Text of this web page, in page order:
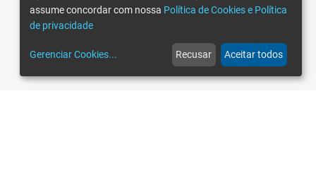
assume concordar com nossa Política de Cookies e Política
de privacidade
Gerenciar Cookies... Recusar Aceitar todos